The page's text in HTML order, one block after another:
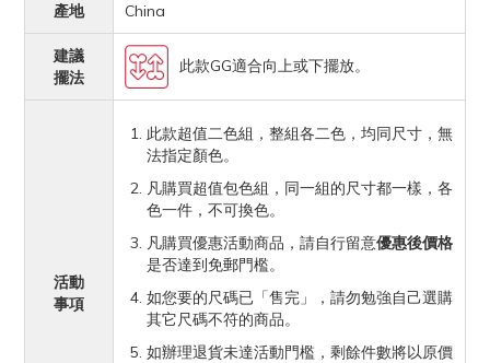
產地 China
建議
擺法
此款GG適合向上或下擺放。
活動
事項
此款超值二色組，整組各二色，均同尺寸，無
法指定顏色。
凡購買超值包色組，同一組的尺寸都一樣，各
色一件，不可換色。
凡購買優惠活動商品，請自行留意優惠後價格
是否達到免郵門檻。
如您要的尺碼已「售完」，請勿勉強自己選購
其它尺碼不符的商品。
如辦理退貨未達活動門檻，剩餘件數將以原價